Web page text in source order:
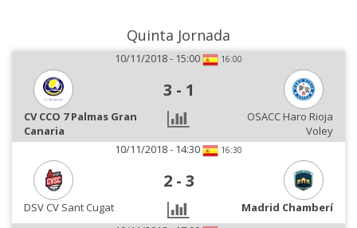
Quinta Jornada
10/11/2018 - 15:00 16:00
3 - 1
CV CCO 7 Palmas Gran
Canaria
OSACC Haro Rioja
Voley
10/11/2018 - 14:30
16:30
2 - 3
DSV CV Sant Cugat
Madrid Chamberí